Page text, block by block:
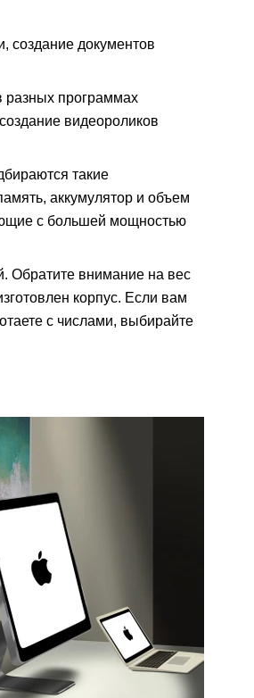
создание документов
разных программах
видеороликов
такие
аккумулятор и объем
с большей мощностью
Обратите внимание на вес
корпус. Если вам
с числами, выбирайте